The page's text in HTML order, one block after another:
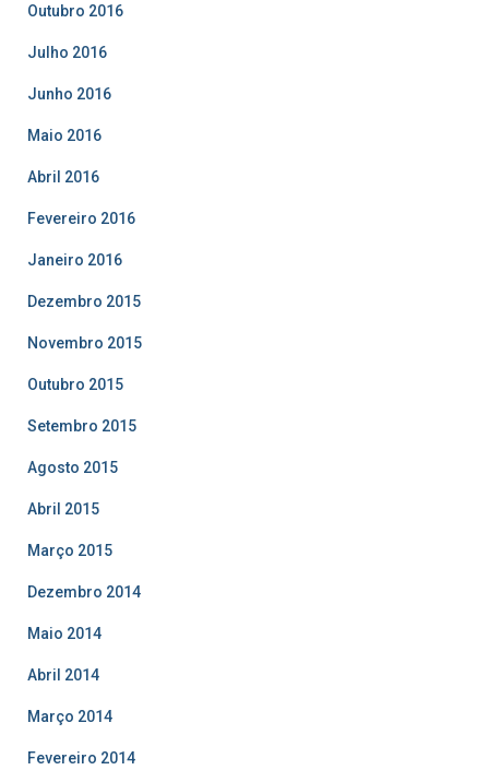
Outubro 2016
Julho 2016
Junho 2016
Maio 2016
Abril 2016
Fevereiro 2016
Janeiro 2016
Dezembro 2015
Novembro 2015
Outubro 2015
Setembro 2015
Agosto 2015
Abril 2015
Março 2015
Dezembro 2014
Maio 2014
Abril 2014
Março 2014
Fevereiro 2014